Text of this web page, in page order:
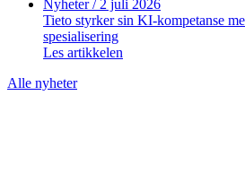
Nyheter/ 2 juli 2026
Tieto styrker sin KI-kompetanse
spesialisering
Les artikkelen
Alle nyheter